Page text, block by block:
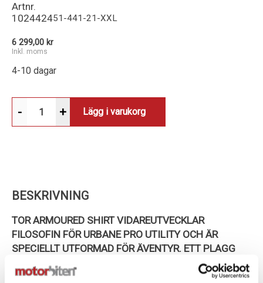
Artnr.
102442451-441-21-XXL
6 299,00 kr
Inkl. moms
4-10 dagar
- + Lägg i varukorg
BESKRIVNING
TOR ARMOURED SHIRT VIDAREUTVECKLAR
FILOSOFIN FÖR URBANE PRO UTILITY OCH ÄR
SPECIELLT UTFORMAD FÖR ÄVENTYR. ETT PLAGG
SOM ÄR SLITSTARKT MEN ÄNDÅ LÄTT, SKYDDANDE,
FLEXIBELT OCH HAR DEN VIKTIGA EGENSKAPEN AV